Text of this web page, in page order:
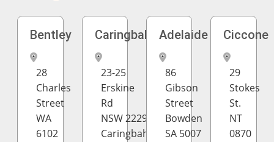
Bentley
28
Charles
Street
WA
6102
Caringbah
23-25
Erskine
Rd
NSW 2229
Caringbah
Adelaide
86
Gibson
Street
Bowden
SA 5007
Ciccone
29
Stokes
St.
NT
0870